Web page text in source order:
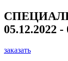
05.12.2022 -
заказать